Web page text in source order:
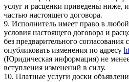
услуг и расценки приведены ниже,
частью настоящего договора.
9. Исполнитель имеет право в
условия настоящего договора и
без предварительного согласования
опубликовать изменения по адресу
(Юридическая информация) не
вступления изменений в силу.
10. Платные услуги доски